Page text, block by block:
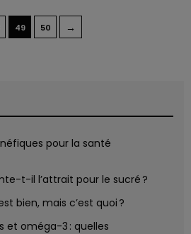
49 50 →
pour la santé
t-il l’attrait pour le sucré ?
bien, mais c’est quoi ?
et oméga-3 : quelles